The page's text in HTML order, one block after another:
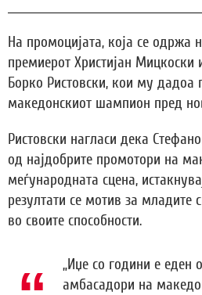
На промоцијата, која се одржа
премиерот Христијан Мицкоски
Борко Ристовски, кои му
македонскиот шампион пред
Ристовски нагласи дека
од најдобрите промотори на
меѓународната сцена,
резултати се мотив за младите
во своите способности.
„Иџе со години е еден
амбасадори на